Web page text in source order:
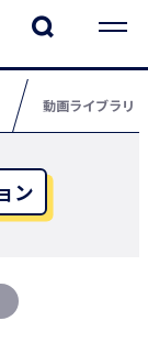
動画ライブラリ
ン